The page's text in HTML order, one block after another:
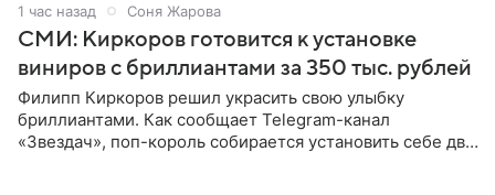
1 час назад Соня Жарова
СМИ: Киркоров готовится к установке
виниров с бриллиантами за 350 тыс. рублей
Филипп Киркоров решил украсить свою улыбку
бриллиантами. Как сообщает Telegram-канал
«Звездач», поп-король собирается установить себе два